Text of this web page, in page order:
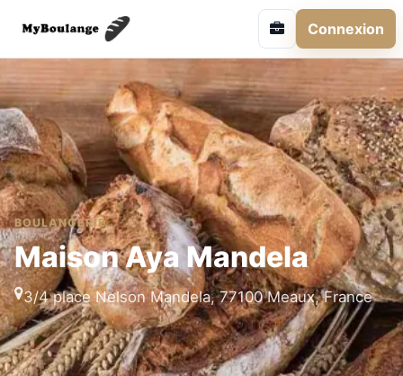
Connexion
BOULANGERIE
Maison Aya Mandela
3/4 place Nelson Mandela, 77100 Meaux, France